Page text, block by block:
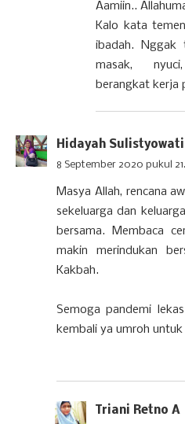
Aamiin..
Kalo kata
ibadah. Nggak
masak,
berangkat kerja
Hidayah Sulistyowati
8 September 2020 pukul
Masya Allah, rencana
sekeluarga dan
bersama. Membaca
makin merindukan
Kakbah.
Semoga pandemi
kembali ya umroh
Triani Retno A